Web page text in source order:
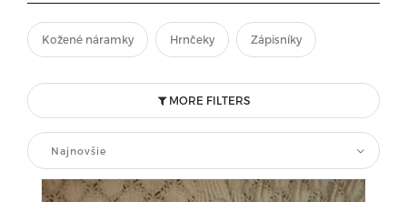
Kožené náramky Hrnčeky Zápisníky
MORE FILTERS
Najnovšie